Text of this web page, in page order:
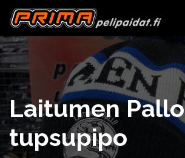
Laitumen Pallo
tupsupipo